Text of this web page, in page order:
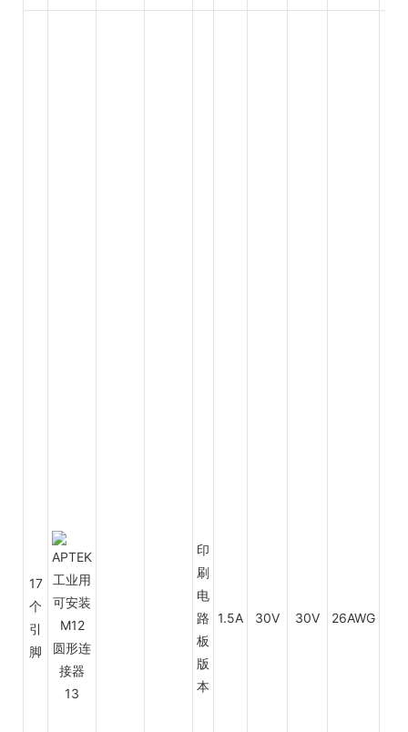
17
个
引
脚
印
刷
电
路
板
版
本
1.5A 30V 30V 26AWG